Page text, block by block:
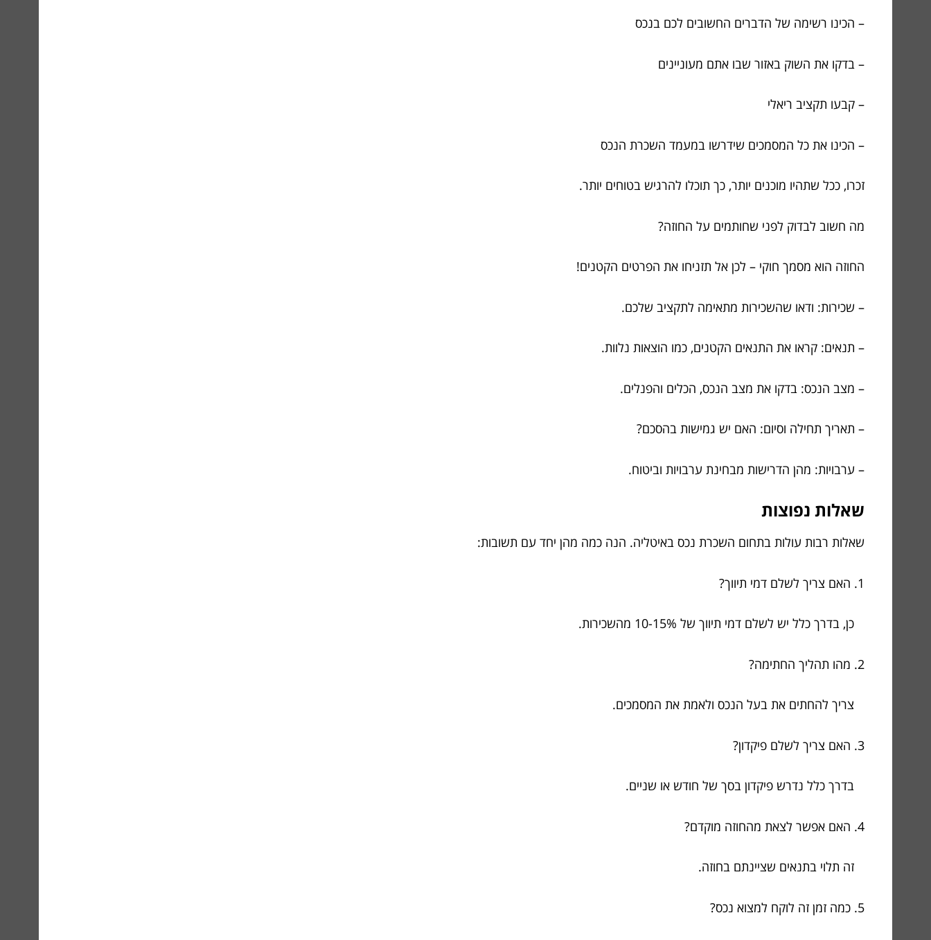
– הכינו רשימה של הדברים החשובים לכם בנכס
– בדקו את השוק באזור שבו אתם מעוניינים
– קבעו תקציב ריאלי
– הכינו את כל המסמכים שידרשו במעמד השכרת הנכס
זכרו, ככל שתהיו מוכנים יותר, כך תוכלו להרגיש בטוחים יותר.
מה חשוב לבדוק לפני שחותמים על החוזה?
החוזה הוא מסמך חוקי – לכן אל תזניחו את הפרטים הקטנים!
– שכירות: ודאו שהשכירות מתאימה לתקציב שלכם.
– תנאים: קראו את התנאים הקטנים, כמו הוצאות נלוות.
– מצב הנכס: בדקו את מצב הנכס, הכלים והפנלים.
– תאריך תחילה וסיום: האם יש גמישות בהסכם?
– ערבויות: מהן הדרישות מבחינת ערבויות וביטוח.
שאלות נפוצות
שאלות רבות עולות בתחום השכרת נכס באיטליה. הנה כמה מהן יחד עם תשובות:
1. האם צריך לשלם דמי תיווך?
כן, בדרך כלל יש לשלם דמי תיווך של 10-15% מהשכירות.
2. מהו תהליך החתימה?
צריך להחתים את בעל הנכס ולאמת את המסמכים.
3. האם צריך לשלם פיקדון?
בדרך כלל נדרש פיקדון בסך של חודש או שניים.
4. האם אפשר לצאת מהחוזה מוקדם?
זה תלוי בתנאים שציינתם בחוזה.
5. כמה זמן זה לוקח למצוא נכס?